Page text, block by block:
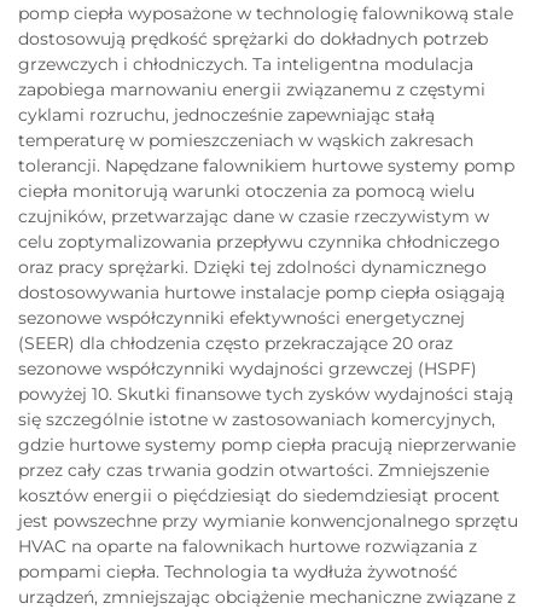
pomp ciepła wyposażone w technologię falownikową stale
dostosowują prędkość sprężarki do dokładnych potrzeb
grzewczych i chłodniczych. Ta inteligentna modulacja
zapobiega marnowaniu energii związanemu z częstymi
cyklami rozruchu, jednocześnie zapewniając stałą
temperaturę w pomieszczeniach w wąskich zakresach
tolerancji. Napędzane falownikiem hurtowe systemy pomp
ciepła monitorują warunki otoczenia za pomocą wielu
czujników, przetwarzając dane w czasie rzeczywistym w
celu zoptymalizowania przepływu czynnika chłodniczego
oraz pracy sprężarki. Dzięki tej zdolności dynamicznego
dostosowywania hurtowe instalacje pomp ciepła osiągają
sezonowe współczynniki efektywności energetycznej
(SEER) dla chłodzenia często przekraczające 20 oraz
sezonowe współczynniki wydajności grzewczej (HSPF)
powyżej 10. Skutki finansowe tych zysków wydajności stają
się szczególnie istotne w zastosowaniach komercyjnych,
gdzie hurtowe systemy pomp ciepła pracują nieprzerwanie
przez cały czas trwania godzin otwartości. Zmniejszenie
kosztów energii o pięćdziesiąt do siedemdziesiąt procent
jest powszechne przy wymianie konwencjonalnego sprzętu
HVAC na oparte na falownikach hurtowe rozwiązania z
pompami ciepła. Technologia ta wydłuża żywotność
urządzeń, zmniejszając obciążenie mechaniczne związane z